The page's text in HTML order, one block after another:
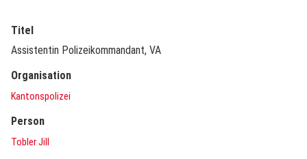
Titel
Assistentin Polizeikommandant, VA
Organisation
Kantonspolizei
Person
Tobler Jill